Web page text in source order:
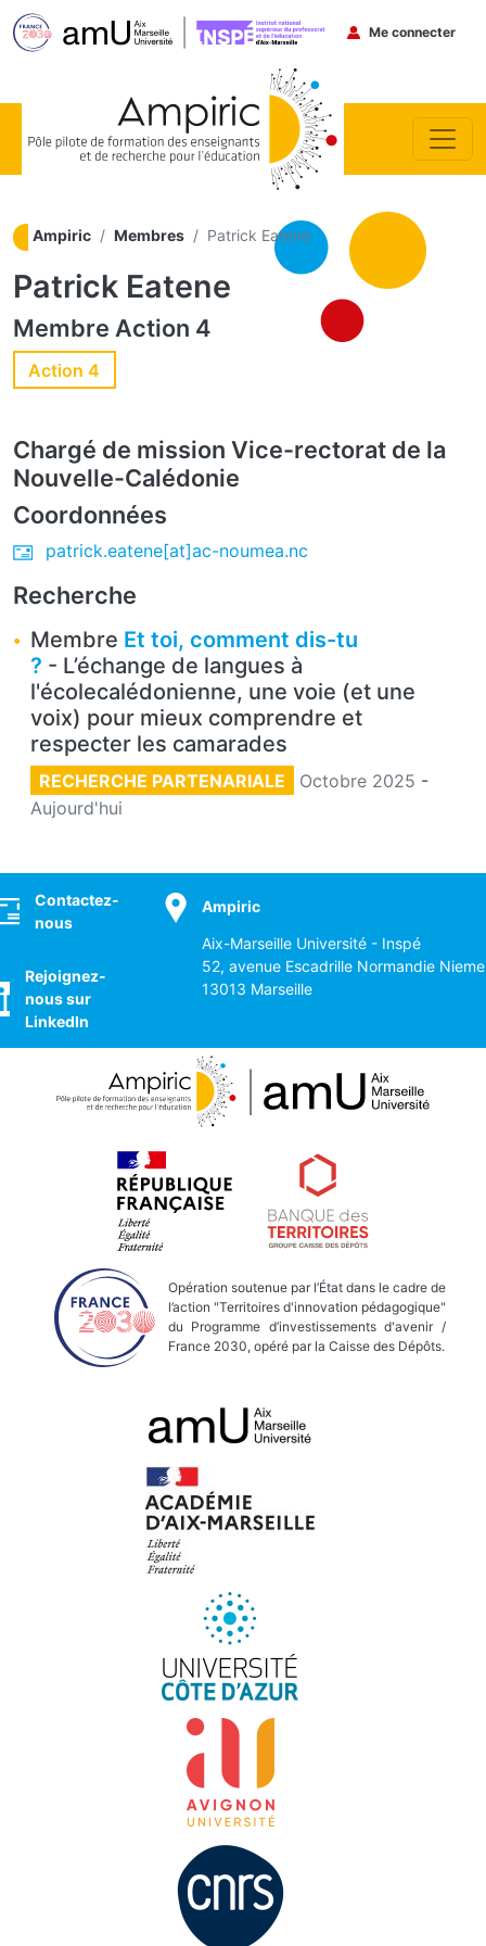
Menu du
Me connecter
Ampiric Membres Patrick Eatene
Patrick Eatene
Membre Action 4
Action 4
Chargé de mission Vice-rectorat de la
Nouvelle-Calédonie
Coordonnées
patrick.eatene[at]ac-noumea.nc
Recherche
Membre Et toi, comment dis-tu
? - L’échange de langues à
l'écolecalédonienne, une voie (et une
voix) pour mieux comprendre et
respecter les camarades
RECHERCHE PARTENARIALE Octobre 2025 -
Aujourd'hui
Contactez-
nous
Rejoignez-
nous sur
LinkedIn
Ampiric
Aix-Marseille Université - Inspé
52, avenue Escadrille Normandie
13013 Marseille
Opération soutenue par l’État dans le cadre de
l’action "Territoires d'innovation pédagogique"
du Programme d’investissements d'avenir /
France 2030, opéré par la Caisse des Dépôts.